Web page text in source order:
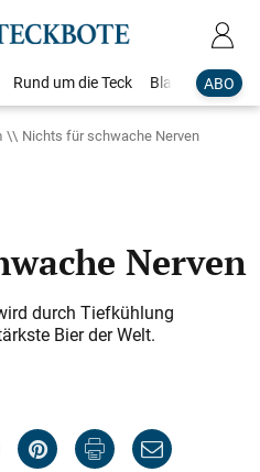
ABO
Rund um die Teck Blaulicht
Nichts für schwache Nerven
Nerven
durch Tiefkühlung
Bier der Welt.